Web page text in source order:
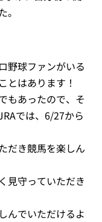
野球ファンがいる
とはあります！
もあったので、そ
では、6/27から
だき競馬を楽しん
見守っていただき
んでいただけるよ